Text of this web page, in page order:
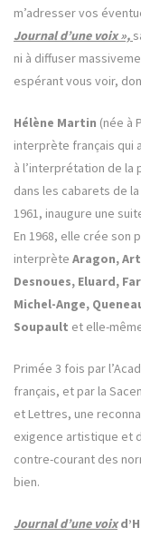
m’adresser vos
Journal d’une voix »,
ni à diffuser
espérant vous voir,
Hélène Martin (née à
interprète français qui
à l’interprétation de la
dans les cabarets de
1961, inaugure une
En 1968, elle crée son
interprète Aragon,
Desnoues, Eluard,
Michel-Ange,
Soupault et elle-
Primée 3 fois par
français, et par la
et Lettres, une
exigence artistique et
contre-courant des
bien.
Journal d’une voix